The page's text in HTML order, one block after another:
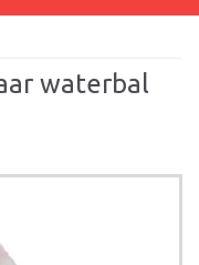
waterbal